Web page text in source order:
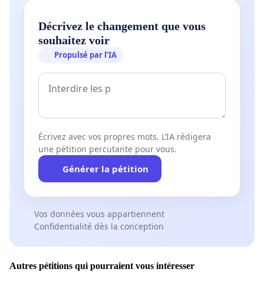
Décrivez le changement que vous
souhaitez voir
Propulsé par l’IA
Écrivez avec vos propres mots. L’IA rédigera
une pétition percutante pour vous.
Générer la pétition
Vos données vous appartiennent
Confidentialité dès la conception
Autres pétitions qui pourraient vous intéresser